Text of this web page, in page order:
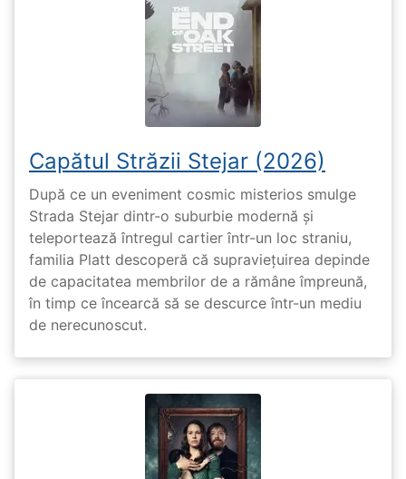
Capătul Străzii Stejar (2026)
După ce un eveniment cosmic misterios smulge
Strada Stejar dintr-o suburbie modernă și
teleportează întregul cartier într-un loc straniu,
familia Platt descoperă că supraviețuirea depinde
de capacitatea membrilor de a rămâne împreună,
în timp ce încearcă să se descurce într-un mediu
de nerecunoscut.